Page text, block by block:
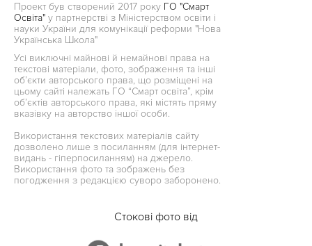
Проект був створений 2017 року ГО "Смарт
Освіта" у партнерстві з Міністерством освіти і
науки України для комунікації реформи "Нова
Українська Школа"
Усі виключні майнові й немайнові права на
текстові матеріали, фото, зображення та інші
об’єкти авторського права, що розміщені на
цьому сайті належать ГО “Смарт освіта”, крім
об’єктів авторського права, які містять пряму
вказівку на авторство іншої особи.
Використання текстових матеріалів сайту
дозволено лише з посиланням (для інтернет-
видань - гіперпосиланням) на джерело.
Використання фото та зображень без
погодження з редакцією суворо заборонено.
Стокові фото від